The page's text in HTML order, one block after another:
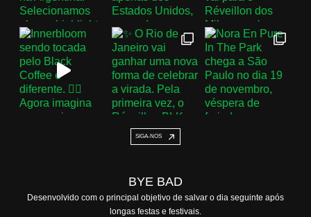
SIGA-NOS
BYE BAD
Desenvolvido com o principal objetivo de salvar o dia seguinte após
longas festas e festivais.